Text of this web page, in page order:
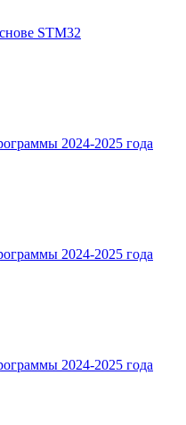
STM32
2024-2025 года
2024-2025 года
2024-2025 года